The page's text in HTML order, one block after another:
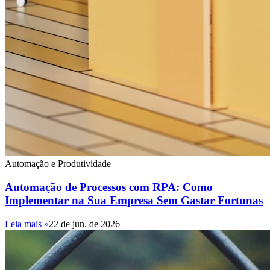
Automação e Produtividade
Automação de Processos com RPA: Como
Implementar na Sua Empresa Sem Gastar Fortunas
Leia mais »22 de jun. de 2026